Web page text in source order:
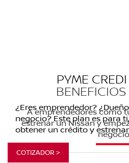
PYME
¿Eres emprendedor?
negocio? Este plan es para
obtener un crédito y
COTIZADOR >
A emprendedores como
estrenar un Nissan y